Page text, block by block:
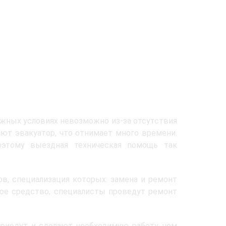
условиях невозможно из-за отсутствия
эвакуатор, что отнимает много времени.
выездная техническая помощь так
специализация которых: замена и ремонт
средство, специалисты проведут ремонт